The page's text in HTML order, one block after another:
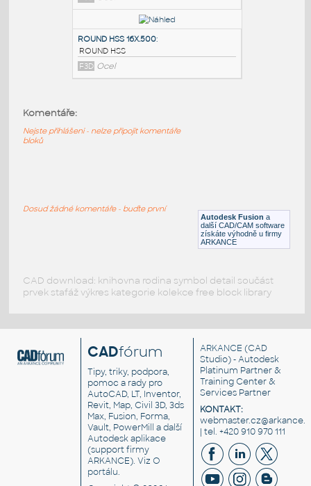
ROUND HSS 16X.375
ROUND HSS
F3D Ocel
F3D Ocel
F3D Ocel Autodesk Fusion a
další CAD/CAM software
získáte výhodně u firmy
ARKANCE
Komentáře:
Nejste přihlášeni - nelze připojit komentáře
bloků
Dosud žádné komentáře - buďte první
CAD download: knihovna rodina symbol detail součást
prvek stafáž výkres kategorie kolekce free block library
CADfórum
Tipy, triky, podpora,
pomoc a rady pro
AutoCAD, LT, Inventor,
Revit, Map, Civil 3D, 3ds
Max, Fusion, Forma,
Vault, PowerMill a další
Autodesk aplikace
(support firmy
ARKANCE). VizO
portálu.
ARKANCE (CAD
Studio) - Autodesk
Platinum Partner &
Training Center &
Services Partner
KONTAKT:
| tel. +420 910 970 111